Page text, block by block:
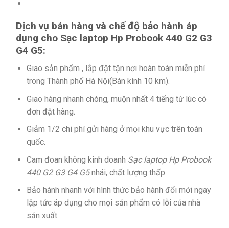
Dịch vụ bán hàng và chế độ bảo hành áp
dụng cho Sạc laptop Hp Probook 440 G2 G3
G4 G5:
Giao sản phẩm , lắp đặt tận nơi hoàn toàn miễn phí
trong Thành phố Hà Nội(Bán kính 10 km).
Giao hàng nhanh chóng, muộn nhất 4 tiếng từ lúc có
đơn đặt hàng.
Giảm 1/2 chi phí gửi hàng ở mọi khu vực trên toàn
quốc.
Cam đoan không kinh doanh Sạc laptop Hp Probook
440 G2 G3 G4 G5nhái, chất lượng thấp
Bảo hành nhanh với hình thức bảo hành đổi mới ngay
lập tức áp dụng cho mọi sản phẩm có lỗi của nhà
sản xuất